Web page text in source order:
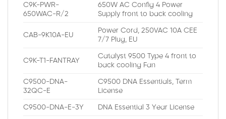
C9K-PWR-
650WAC-R/2
650W AC Config 4 Power
Supply front to back cooling
CAB-9K10A-EU
Power Cord, 250VAC 10A CEE
7/7 Plug, EU
C9K-T1-FANTRAY
Catalyst 9500 Type 4 front to
back cooling Fan
C9500-DNA-
32QC-E
C9500 DNA Essentials, Term
License
C9500-DNA-E-3Y DNA Essential 3 Year License